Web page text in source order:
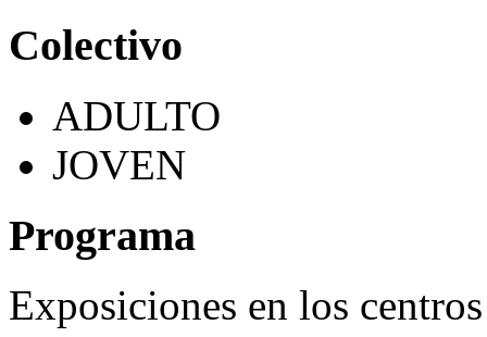
Colectivo
ADULTO
JOVEN
Programa
Exposiciones en los